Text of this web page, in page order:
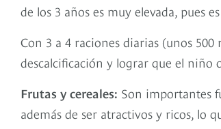
de los 3 años es muy elevada, pues
Con 3 a 4 raciones diarias (unos
descalcificación y lograr que el niño
Frutas y cereales: Son importantes
además de ser atractivos y ricos, lo